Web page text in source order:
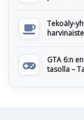
Tekoäly-
GTA 6:n
tasolla –